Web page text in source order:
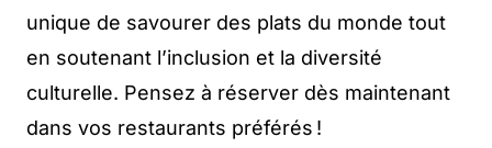
unique de savourer des plats du monde tout
en soutenant l’inclusion et la diversité
culturelle. Pensez à réserver dès maintenant
dans vos restaurants préférés !